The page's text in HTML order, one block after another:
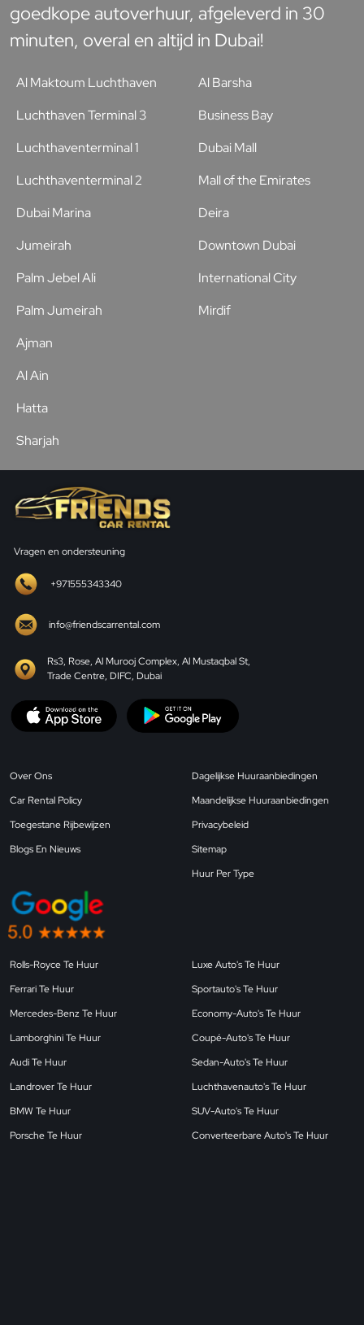
goedkope autoverhuur, afgeleverd in 30
minuten, overal en altijd in Dubai!
Al Maktoum Luchthaven
Luchthaven Terminal 3
Luchthaventerminal 1
Luchthaventerminal 2
Al Barsha
Business Bay
Dubai Mall
Mall of the Emirates
Dubai Marina
Jumeirah
Palm Jebel Ali
Palm Jumeirah
Deira
Downtown Dubai
International City
Mirdif
Ajman
Al Ain
Hatta
Sharjah
Vragen en ondersteuning
+971555343340
info@friendscarrental.com
Rs3, Rose, Al Murooj Complex, Al Mustaqbal St,
Trade Centre, DIFC, Dubai
Over Ons
Car Rental Policy
Toegestane Rijbewijzen
Blogs En Nieuws
Dagelijkse Huuraanbiedingen
Maandelijkse Huuraanbiedingen
Privacybeleid
Sitemap
Huur Per Type
Rolls-Royce Te Huur
Ferrari Te Huur
Mercedes-Benz Te Huur
Lamborghini Te Huur
Audi Te Huur
Landrover Te Huur
BMW Te Huur
Porsche Te Huur
Luxe Auto's Te Huur
Sportauto's Te Huur
Economy-Auto's Te Huur
Coupé-Auto's Te Huur
Sedan-Auto's Te Huur
Luchthavenauto's Te Huur
SUV-Auto's Te Huur
Converteerbare Auto's Te Huur